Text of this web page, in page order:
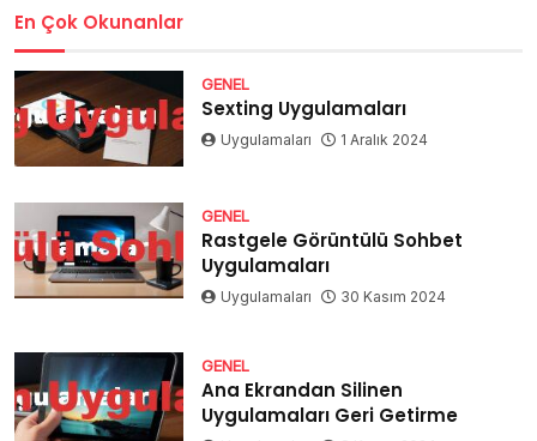
En Çok Okunanlar
GENEL
Sexting Uygulamaları
Uygulamaları 1 Aralık 2024
GENEL
Rastgele Görüntülü Sohbet
Uygulamaları
Uygulamaları 30 Kasım 2024
GENEL
Ana Ekrandan Silinen
Uygulamaları Geri Getirme